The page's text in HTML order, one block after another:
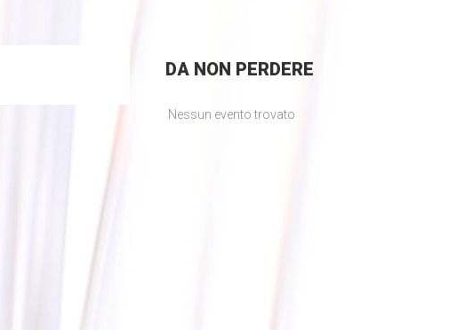
DANON PERDERE
Nessun evento trovato